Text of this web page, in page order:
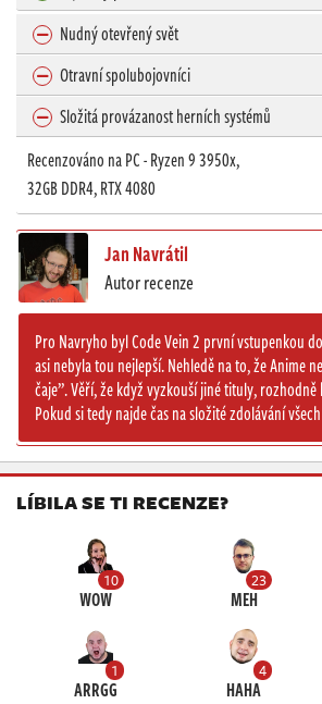
Nudný otevřený svět
Otravní spolubojovníci
Složitá provázanost herních systémů
Recenzováno na PC - Ryzen 9 3950x,
32GB DDR4, RTX 4080
Jan Navrátil
Autor recenze
Pro Navryho byl Code Vein 2 první vstupenkou
asi nebyla tou nejlepší. Nehledě na to, že Anime
čaje”. Věří, že když vyzkouší jiné tituly,
Pokud si tedy najde čas na složité zdolávání
LÍBILA SE TI RECENZE?
10
WOW
23
MEH
1
ARRGG
4
HAHA